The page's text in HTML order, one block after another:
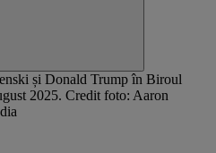
și Donald Trump în Biroul
2025. Credit foto: Aaron